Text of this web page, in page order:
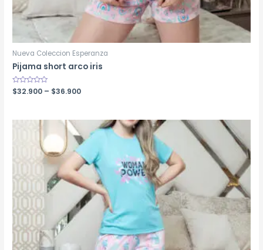
Nueva Coleccion Esperanza
Pijama short arco iris
Rated
0
$32.900 – $36.900